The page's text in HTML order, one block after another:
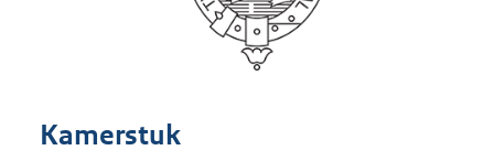
Kamerstuk